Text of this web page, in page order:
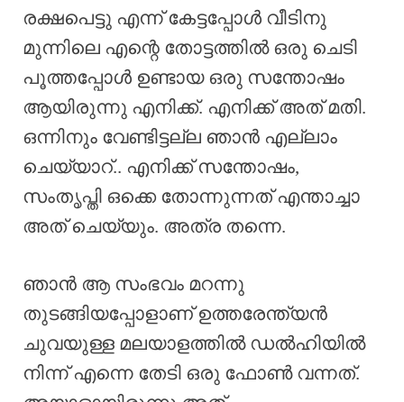
രക്ഷപെട്ടു എന്ന് കേട്ടപ്പോൾ വീടിനു
മുന്നിലെ എന്റെ തോട്ടത്തിൽ ഒരു ചെടി
പൂത്തപ്പോൾ ഉണ്ടായ ഒരു സന്തോഷം
ആയിരുന്നു എനിക്ക്. എനിക്ക് അത് മതി.
ഒന്നിനും വേണ്ടിട്ടല്ല ഞാൻ എല്ലാം
ചെയ്യാറ്.. എനിക്ക് സന്തോഷം,
സംതൃപ്തി ഒക്കെ തോന്നുന്നത് എന്താച്ചാ
അത് ചെയ്യും. അത്ര തന്നെ.
ഞാൻ ആ സംഭവം മറന്നു
തുടങ്ങിയപ്പോളാണ് ഉത്തരേന്ത്യൻ
ചുവയുള്ള മലയാളത്തിൽ ഡൽഹിയിൽ
നിന്ന് എന്നെ തേടി ഒരു ഫോൺ വന്നത്.